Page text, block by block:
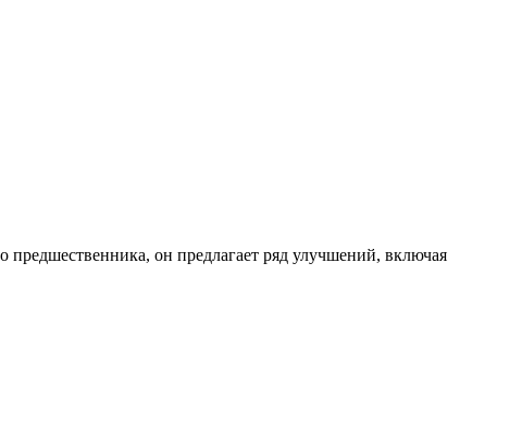
предшественника, он предлагает ряд улучшений, включая